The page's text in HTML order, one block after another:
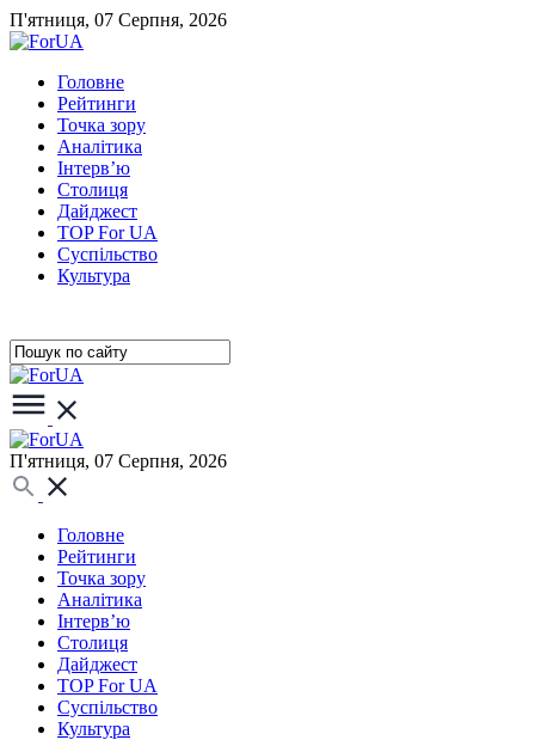
П'ятниця, 07 Серпня, 2026
Головне
Рейтинги
Точка зору
Аналітика
Інтерв’ю
Столиця
Дайджест
TOP For UA
Суспiльство
Культура
П'ятниця, 07 Серпня, 2026
Головне
Рейтинги
Точка зору
Аналітика
Інтерв’ю
Столиця
Дайджест
TOP For UA
Суспiльство
Культура